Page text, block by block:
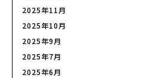
2025年11月
2025年10月
2025年9月
2025年7月
2025年6月